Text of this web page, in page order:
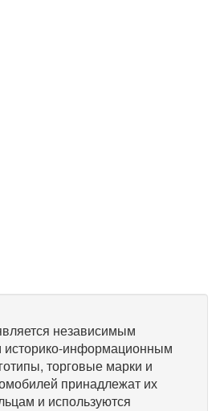
независимым
историко-информационным
торговые марки и
принадлежат их
и используются